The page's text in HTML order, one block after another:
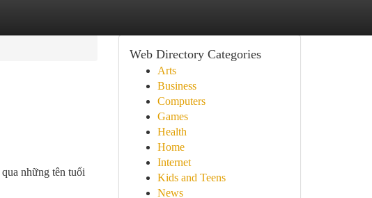
những tên tuổi
Web Directory Categories
Arts
Business
Computers
Games
Health
Home
Internet
Kids and Teens
News